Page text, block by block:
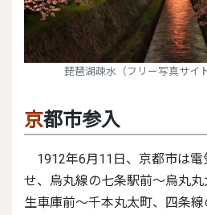
琵琶湖疎水（フリー写真サイ
京都市参入
1912年6月11日、京都市は電
せ、烏丸線の七条駅前～烏丸
生車庫前～千本丸太町、四条